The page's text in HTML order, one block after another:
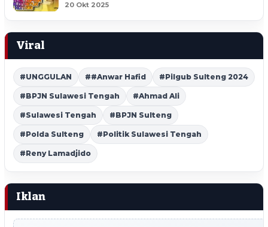
20 Okt 2025
Viral
#UNGGULAN ##Anwar Hafid #Pilgub Sulteng 2024
#BPJN Sulawesi Tengah #Ahmad Ali
#Sulawesi Tengah #BPJN Sulteng
#Polda Sulteng #Politik Sulawesi Tengah
#Reny Lamadjido
Iklan